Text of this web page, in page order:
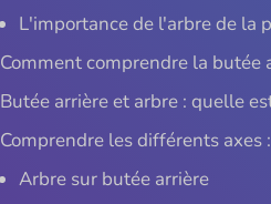
L'importance de l'arbre de la
Comment comprendre la butée
Butée arrière et arbre : quelle
Comprendre les différents axes :
Arbre sur butée arrière